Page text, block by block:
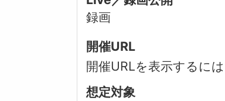
録画
開催URL
開催URLを表示するには
想定対象